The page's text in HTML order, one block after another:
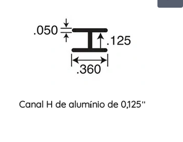
Canal H de alumínio de 0,125"